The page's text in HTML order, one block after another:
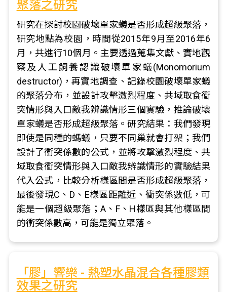
聚落之研究
研究在探討校園破壞單家蟻是否形成超級聚落，
研究地點為校園，時間從2015年9月至2016年6
月，共進行10個月。主要透過蒐集文獻、實地觀
察及人工飼養認識破壞單家蟻(Monomorium
destructor)，再實地調查、記錄校園破壞單家蟻
的聚落分布，並設計攻擊激烈程度、共域取食衝
突情形與入口敵我辨識情形三個實驗，推論破壞
單家蟻是否形成超級聚落。研究結果：我們發現
即使是同種的螞蟻，只要不同巢就會打架；我們
設計了衝突係數的公式，並將攻擊激烈程度、共
域取食衝突情形與入口敵我辨識情形的實驗結果
代入公式，比較分析樣區間是否形成超級聚落，
最後發現C、D、E樣區距離近、衝突係數低，可
能是一個超級聚落；A、F、H樣區與其他樣區間
的衝突係數高，可能是獨立聚落。
「膠」響樂 - 熱塑水晶混合各種膠類
效果之研究